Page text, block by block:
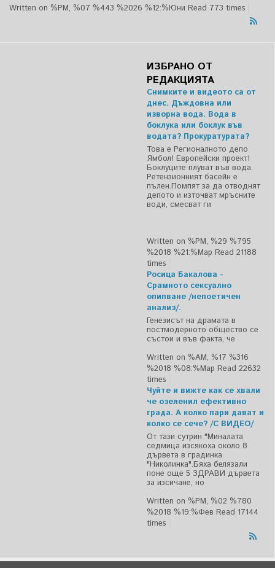
Written on %PM, %07 %443 %2026 %12:%Юни Read 773 times
ИЗБРАНО ОТ
РЕДАКЦИЯТА
Снимките и видеото са от
днес. Дъждовна или
изворна вода. Вода в
боклука или боклук във
водата? Прокуратурата?
Това е Регионалното депо
Ямбол! Европейски проект!
Боклуците плуват във вода.
Ретензионният басейн е
пълен.Помпят за да отводнят
депото и източват мръсните
води, смесват ги
Written on %PM, %29 %795
%2018 %21:%Мар Read 21188
times
Росица Бакалова -
Срамното сексуално
опипване /непоетичен
анализ/.
Генезисът на драмата в
постмодерното общество се
състои и във факта, че
Written on %AM, %17 %316
%2018 %08:%Мар Read 22632
times
Чуйте и вижте как се хвали
че озеленил ефективно
града. А колко пари дават и
колко се сече? /С ВИДЕО/
От тази сутрин "Миналата
седмица изсякоха около 8
дървета в градинка
"Николинка".Бяха белязали
поне още 5 ЗДРАВИ дървета
за изсичане, но
Written on %PM, %02 %780
%2018 %19:%Фев Read 17144
times